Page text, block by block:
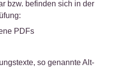
bzw. befinden sich in der
PDFs
so genannte Alt-